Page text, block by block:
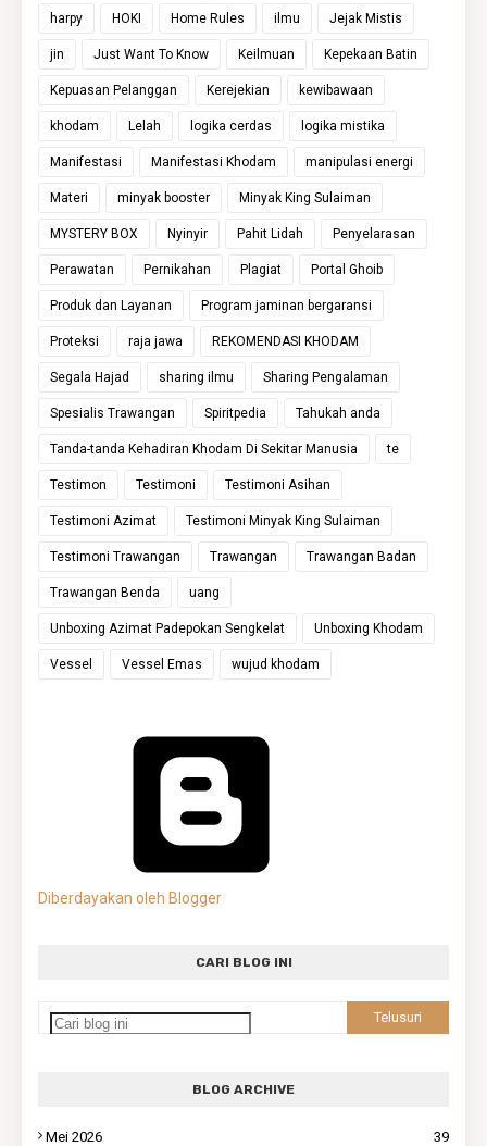
harpy HOKI Home Rules ilmu Jejak Mistis
jin Just Want To Know Keilmuan Kepekaan Batin
Kepuasan Pelanggan Kerejekian kewibawaan
khodam Lelah logika cerdas logika mistika
Manifestasi Manifestasi Khodam manipulasi energi
Materi minyak booster Minyak King Sulaiman
MYSTERY BOX Nyinyir Pahit Lidah Penyelarasan
Perawatan Pernikahan Plagiat Portal Ghoib
Produk dan Layanan Program jaminan bergaransi
Proteksi raja jawa REKOMENDASI KHODAM
Segala Hajad sharing ilmu Sharing Pengalaman
Spesialis Trawangan Spiritpedia Tahukah anda
Tanda-tanda Kehadiran Khodam Di Sekitar Manusia te
Testimon Testimoni Testimoni Asihan
Testimoni Azimat Testimoni Minyak King Sulaiman
Testimoni Trawangan Trawangan Trawangan Badan
Trawangan Benda uang
Unboxing Azimat Padepokan Sengkelat Unboxing Khodam
Vessel Vessel Emas wujud khodam
Diberdayakan oleh Blogger
CARI BLOG INI
BLOG ARCHIVE
Mei 2026 39